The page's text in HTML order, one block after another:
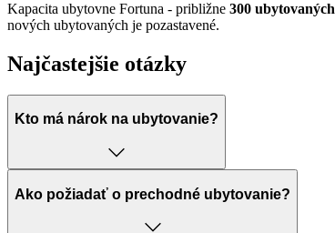
Kapacita ubytovne Fortuna - približne 300 ubytovaných
nových ubytovaných je pozastavené.
Najčastejšie otázky
Kto má nárok na ubytovanie?
Ako požiadať o prechodné ubytovanie?